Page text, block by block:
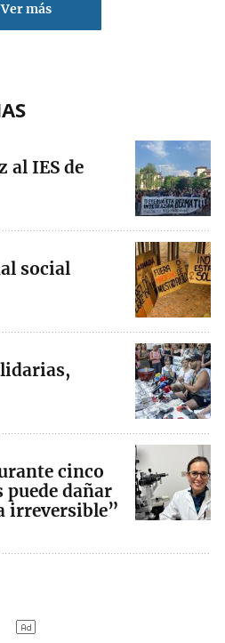
Ver más
al IES de
social
cinco
puede dañar
irreversible”